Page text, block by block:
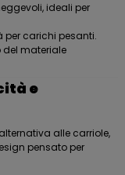
ideali per
per carichi pesanti.
materiale
e
alle carriole,
pensato per